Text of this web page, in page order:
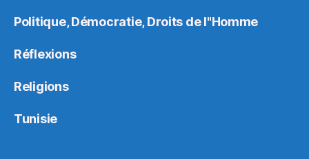
Politique, Démocratie, Droits de l"Homme
Réflexions
Religions
Tunisie